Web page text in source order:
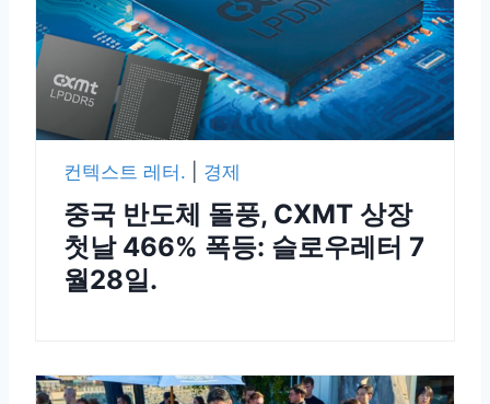
컨텍스트 레터. 경제
중국 반도체 돌풍, CXMT 상장
첫날 466% 폭등: 슬로우레터 7
월28일.